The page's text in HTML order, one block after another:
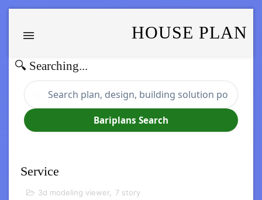
HOUSE PLAN
🔍 Searching...
Bariplans Search
Service
3d modeling viewer, 7 story